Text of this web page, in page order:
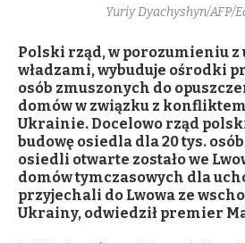
Yuriy Dyachyshyn/AFP/
Polski rząd, w porozumieniu
władzami, wybuduje ośrodki
osób zmuszonych do
domów w związku z
Ukrainie. Docelowo rząd
budowę osiedla dla 20 tys.
osiedli otwarte zostało we
domów tymczasowych dla
przyjechali do Lwowa ze
Ukrainy, odwiedził premier